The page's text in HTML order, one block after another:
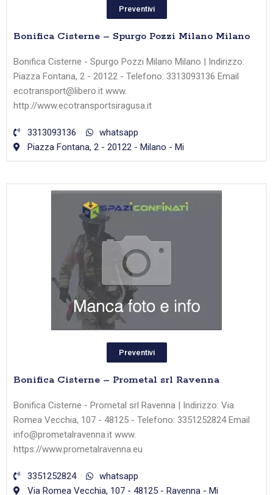
Preventivi
Bonifica Cisterne – Spurgo Pozzi Milano Milano
Bonifica Cisterne - Spurgo Pozzi Milano Milano | Indirizzo:
Piazza Fontana, 2 - 20122 - Telefono: 3313093136 Email
ecotransport@libero.it www.
http://www.ecotransportsiragusa.it
3313093136
whatsapp
Piazza Fontana, 2 - 20122 - Milano - Mi
Preventivi
Bonifica Cisterne – Prometal srl Ravenna
Bonifica Cisterne - Prometal srl Ravenna | Indirizzo: Via
Romea Vecchia, 107 - 48125 - Telefono: 3351252824 Email
info@prometalravenna.it www.
https://www.prometalravenna.eu
3351252824
whatsapp
Via Romea Vecchia, 107 - 48125 - Ravenna - Mi